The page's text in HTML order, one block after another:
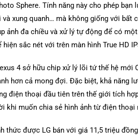
Sphere. Tính năng này cho phép
và xung quanh… mà không giống với
ảnh đa chiều và xử lý tự động để có
sắc nét với trên màn hình True HD
4 sở hữu chip xử lý lõi tứ thế hệ mới
hơn cả mong đợi. Đặc biệt, khả năng
điện thoại đầu tiên trên thế giới tích
khi muốn chia sẻ hình ảnh từ điện thoại
thức được LG bán với giá 11,5 triệu